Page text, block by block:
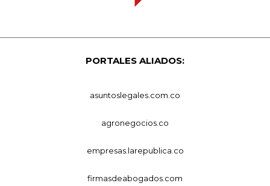
PORTALES ALIADOS:
asuntoslegales.com.co
agronegocios.co
empresas.larepublica.co
firmasdeabogados.com